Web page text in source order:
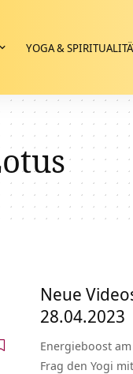
YOGA &
Neue
28.04.2023
Energieboost
Frag den Yogi